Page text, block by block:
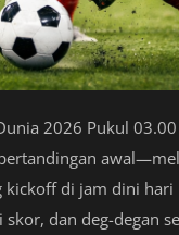
2026 Pukul
di jam dini
dan deg-degan